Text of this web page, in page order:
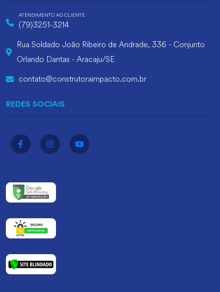
ATENDIMENTO AO CLIENTE
(79)3251-3214
Rua Soldado João Ribeiro de Andrade, 336 - Conjunto
Orlando Dantas - Aracaju/SE
contato@construtoraimpacto.com.br
REDES SOCIAIS